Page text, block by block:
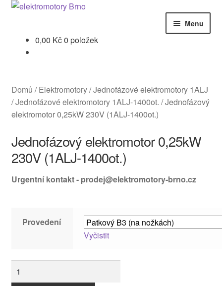
Přeskočit
Přejít
webu
Menu
Úvodní stránka
Košík
Obchod
Obchodní podmínky
Zásady ochrany osobních údajů
0,00 Kč0 položek
Domů /Elektromotory/Jednofázové elektromotory 1ALJ
/Jednofázové elektromotory 1ALJ-1400ot. /Jednofázový
elektromotor 0,25kW 230V (1ALJ-1400ot.)
Jednofázový elektromotor 0,25kW
230V (1ALJ-1400ot.)
Urgentní kontakt - prodej@elektromotory-brno.cz
Provedení
Vyčistit
elektromotor